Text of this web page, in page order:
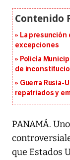
La presunción
excepciones
Policía
de
Guerra Rusia-
repatriados y
PANAMÁ.
que Estados